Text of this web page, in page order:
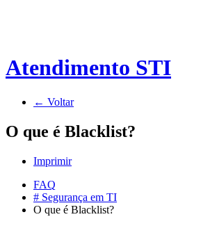
Atendimento STI
← Voltar
O que é Blacklist?
Imprimir
FAQ
# Segurança em TI
O que é Blacklist?